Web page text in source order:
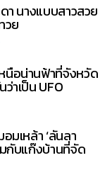
า นางแบบสาวสวย
วย
นือน่านฟ้าที่จังหวัด
าเป็น UFO
มเหล้า ‘ลันลา
มกับแก๊งบ้านที่จัด